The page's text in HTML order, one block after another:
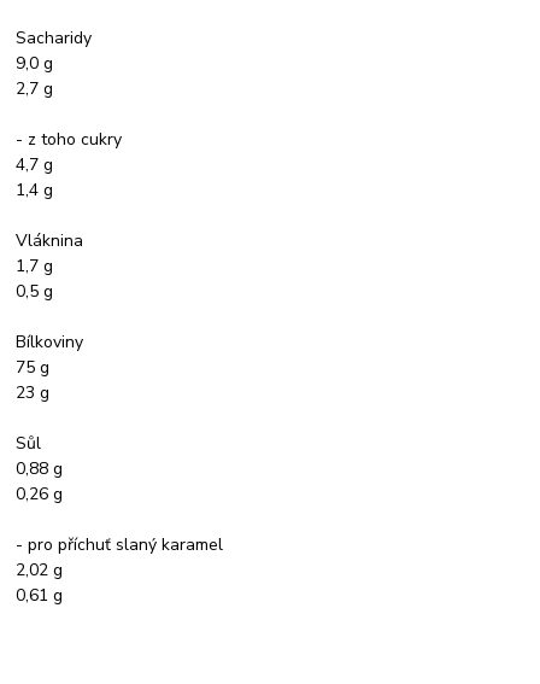
Sacharidy
9,0 g
2,7 g
- z toho cukry
4,7 g
1,4 g
Vláknina
1,7 g
0,5 g
Bílkoviny
75 g
23 g
Sůl
0,88 g
0,26 g
- pro příchuť slaný karamel
2,02 g
0,61 g